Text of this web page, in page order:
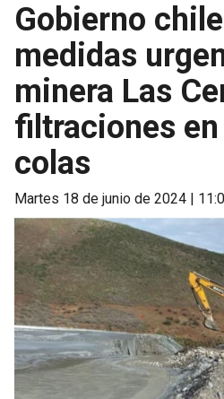
Gobierno
medidas
minera Las
filtraciones
colas
martes 18 de junio de 2024 |